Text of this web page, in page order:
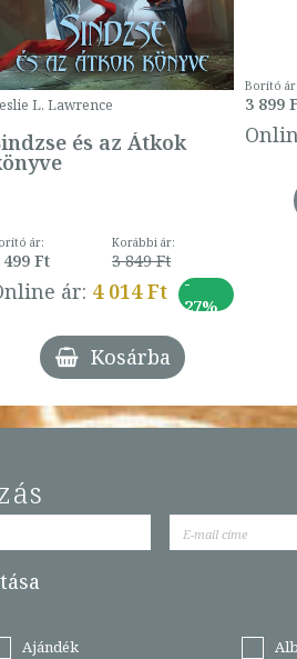
L. Lawrence
és az Átkok
ár:
499 Ft
Korábbi ár:
3 849 Ft
ár: 4 014 Ft
-
27%
Kosárba
Borító ár:
3 899
Ajándék